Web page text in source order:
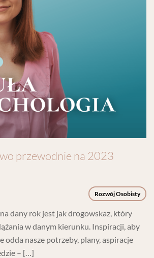
przewodnie na 2023
Rozwój Osobisty
dany rok jest jak drogowskaz, który
w danym kierunku. Inspiracji, aby
odda nasze potrzeby, plany, aspiracje
– […]